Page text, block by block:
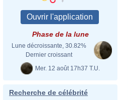
Phase de la lune
Lune décroissante, 30.82%
Dernier croissant
Mer. 12 août 17h37 T.U.
Recherche de célébrité